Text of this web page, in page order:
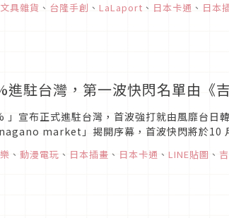
文具雜貨 、 台隆手創 、 LaLaport 、 日本卡通 、 日本
進駐台灣，第一波快閃名單由《
」宣布正式進駐台灣，首波強打就由風靡台日
market」揭開序幕，首波快閃將於10
、 動漫電玩 、 日本插畫 、 日本卡通 、 LINE貼圖 、